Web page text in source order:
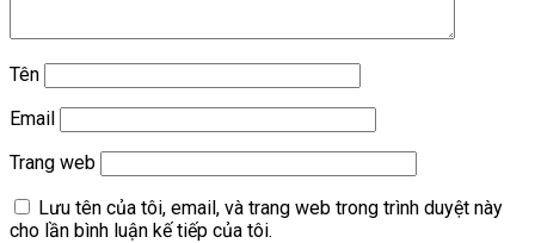
Tên
Email
Trang web
Lưu tên của tôi, email, và trang web trong trình duyệt này
cho lần bình luận kế tiếp của tôi.